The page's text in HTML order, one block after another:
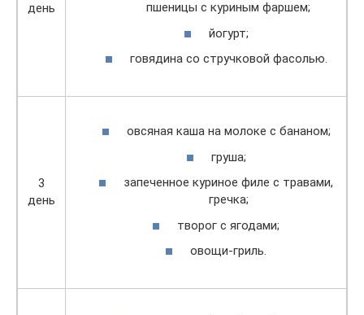
день
пшеницы с куриным фаршем;
йогурт;
говядина со стручковой фасолью.
3
день
овсяная каша на молоке с бананом;
груша;
запеченное куриное филе с травами,
гречка;
творог с ягодами;
овощи-гриль.